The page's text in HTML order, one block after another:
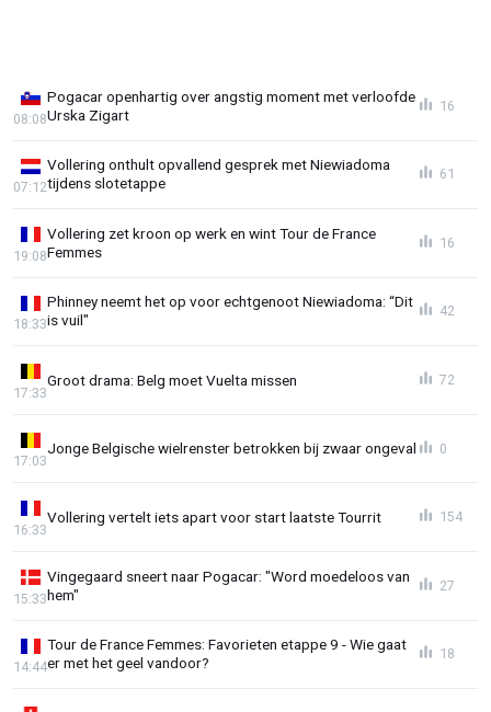
Pogacar openhartig over angstig moment met verloofde
Urska Zigart
08:08
16
Vollering onthult opvallend gesprek met Niewiadoma
tijdens slotetappe
07:12
61
Vollering zet kroon op werk en wint Tour de France
Femmes
19:08
16
Phinney neemt het op voor echtgenoot Niewiadoma: “Dit
is vuil"
18:33
42
Groot drama: Belg moet Vuelta missen
17:33
72
Jonge Belgische wielrenster betrokken bij zwaar ongeval
17:03
0
Vollering vertelt iets apart voor start laatste Tourrit
16:33
154
Vingegaard sneert naar Pogacar: "Word moedeloos van
hem"
15:33
27
Tour de France Femmes: Favorieten etappe 9 - Wie gaat
er met het geel vandoor?
14:44
18